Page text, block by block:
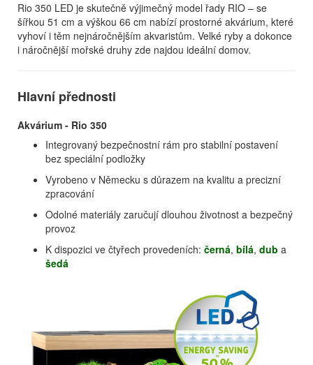
Rio 350 LED je skutečně výjimečný model řady RIO – se
šířkou 51 cm a výškou 66 cm nabízí prostorné akvárium, které
vyhoví i těm nejnáročnějším akvaristům. Velké ryby a dokonce
i náročnější mořské druhy zde najdou ideální domov.
Hlavní přednosti
Akvárium - Rio 350
Integrovaný bezpečnostní rám pro stabilní postavení
bez speciální podložky
Vyrobeno v Německu s důrazem na kvalitu a precizní
zpracování
Odolné materiály zaručují dlouhou životnost a bezpečný
provoz
K dispozici ve čtyřech provedeních: černá, bílá, dub a
šedá